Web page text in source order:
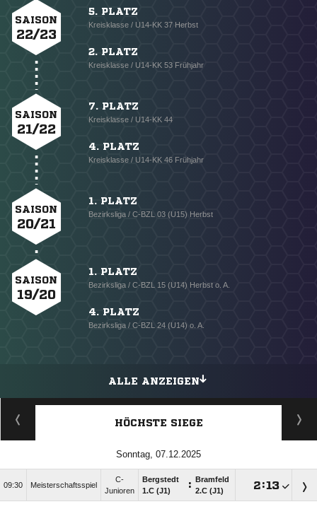
SAISON
22/23
5. PLATZ
Kreisklasse / U14-KK 37 Herbst
2. PLATZ
Kreisklasse / U14-KK 53 Frühjahr
SAISON
21/22
7. PLATZ
Kreisklasse / U14-KK 44
4. PLATZ
Kreisklasse / U14-KK 46 Frühjahr
SAISON
20/21
1. PLATZ
Bezirksliga / C-BZL 03 (U15) Herbst
SAISON
19/20
1. PLATZ
Bezirksliga / C-BZL 15 (U14) Herbst o. A.
4. PLATZ
Bezirksliga / C-BZL 24 (U14) o. A.
ALLE ANZEIGEN
HÖCHSTE SIEGE
Sonntag, 07.12.2025
09:30 Meisterschaftsspiel
C-
Junioren
Bergstedt
1.C (J1)
:
Bramfeld
2.C (J1)
: